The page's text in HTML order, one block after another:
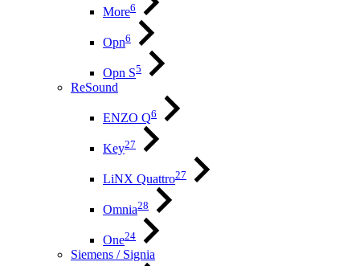
More6
Opn6
Opn S5
ReSound
ENZO Q6
Key27
LiNX Quattro27
Omnia28
One24
Siemens / Signia